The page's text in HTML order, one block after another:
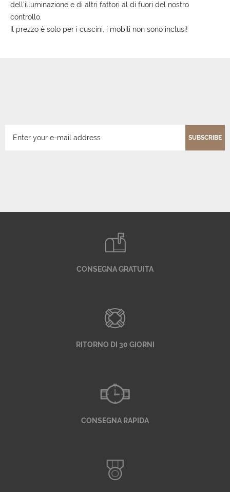
dell'illuminazione e di altri fattori al di fuori del nostro
controllo.
Il prezzo è solo per i cuscini, i mobili non sono inclusi!
SUBSCRIBE
CONSEGNA GRATUITA
RITORNO DI 30 GIORNI
CONSEGNA RAPIDA